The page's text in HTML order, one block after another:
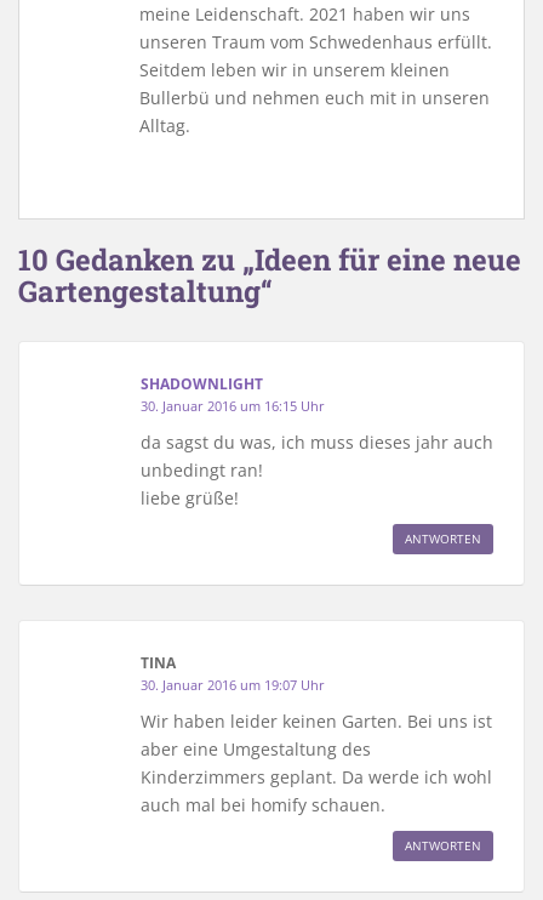
meine Leidenschaft. 2021 haben wir uns
unseren Traum vom Schwedenhaus erfüllt.
Seitdem leben wir in unserem kleinen
Bullerbü und nehmen euch mit in unseren
Alltag.
10 Gedanken zu „Ideen für eine neue
Gartengestaltung“
SHADOWNLIGHT
30. Januar 2016 um 16:15 Uhr
da sagst du was, ich muss dieses jahr auch
unbedingt ran!
liebe grüße!
ANTWORTEN
TINA
30. Januar 2016 um 19:07 Uhr
Wir haben leider keinen Garten. Bei uns ist
aber eine Umgestaltung des
Kinderzimmers geplant. Da werde ich wohl
auch mal bei homify schauen.
ANTWORTEN